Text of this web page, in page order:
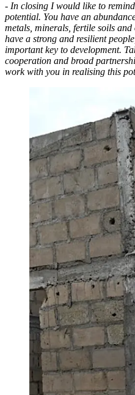
- In closing I would like to
potential. You have an
metals, minerals, fertile soils and
have a strong and resilient
important key to development.
cooperation and broad
work with you in realising this